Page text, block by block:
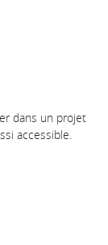
dans un projet
accessible.